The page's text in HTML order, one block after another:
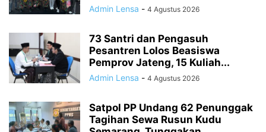
Admin Lensa - 4 Agustus 2026
73 Santri dan Pengasuh
Pesantren Lolos Beasiswa
Pemprov Jateng, 15 Kuliah...
Admin Lensa - 4 Agustus 2026
Satpol PP Undang 62 Penunggak
Tagihan Sewa Rusun Kudu